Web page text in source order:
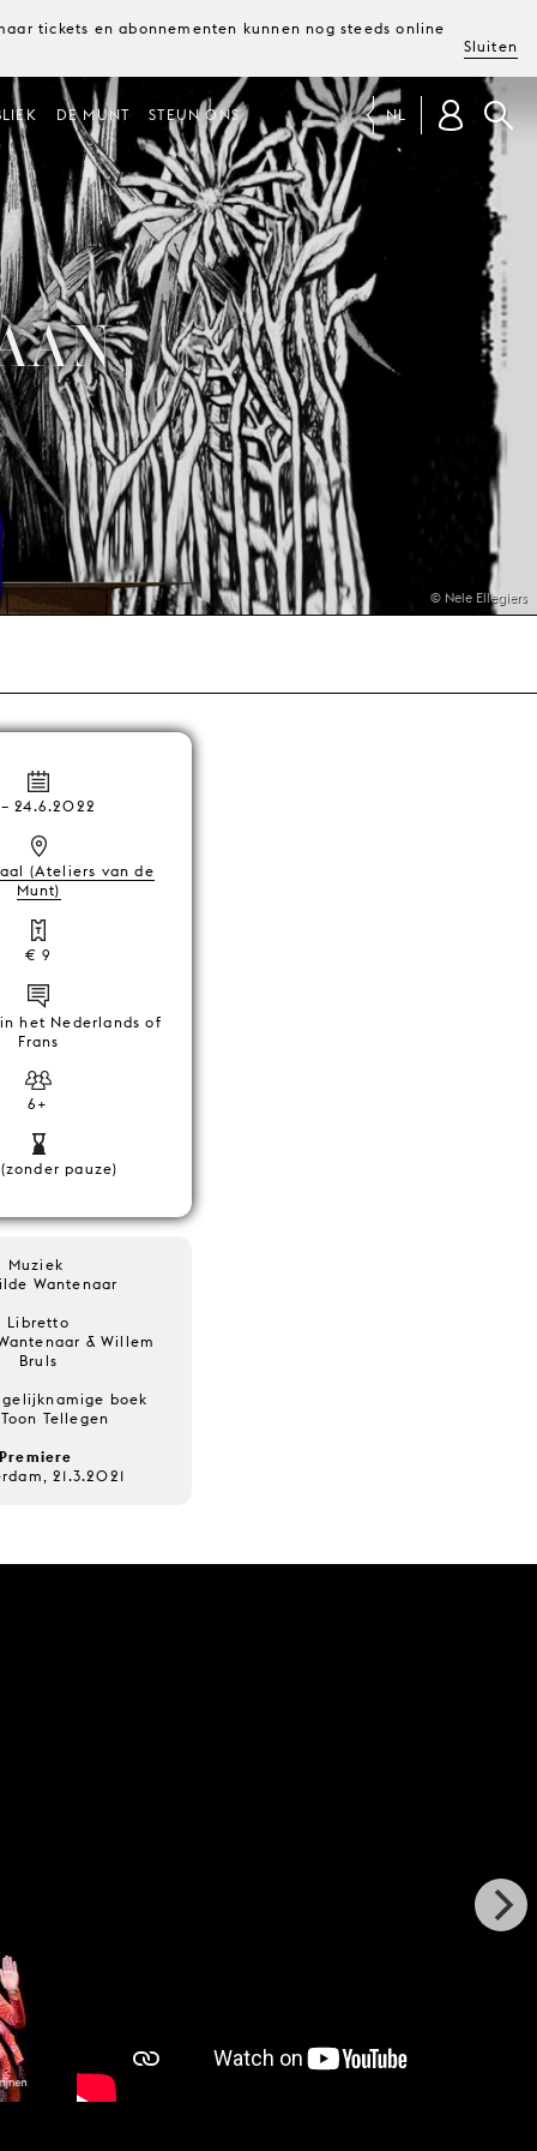
tickets en abonnementen kunnen nog steeds online
Sluiten
DE MUNT STEUN ONS NL
© Nele Ellegiers
24.6.2022
(Ateliers van de
Munt)
€ 9
het Nederlands of
Frans
6+
pauze)
Muziek
Wantenaar
Libretto
& Willem
Bruls
boek
Tellegen
Premiere
21.3.2021